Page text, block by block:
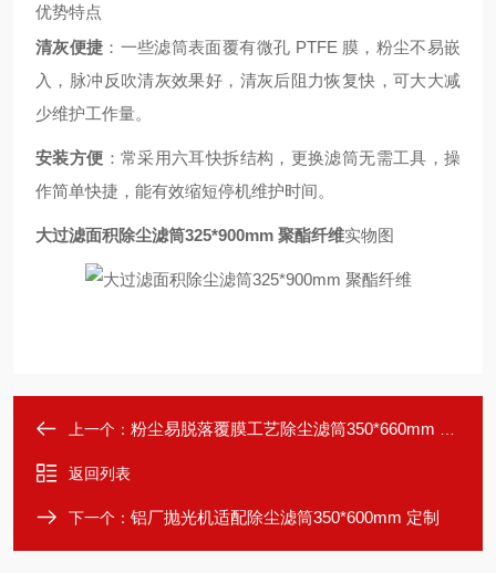
优势特点
清灰便捷 ：一些滤筒表面覆有微孔 PTFE 膜，粉尘不易嵌
入，脉冲反吹清灰效果好，清灰后阻力恢复快，可大大减
少维护工作量。
安装方便 ：常采用六耳快拆结构，更换滤筒无需工具，操
作简单快捷，能有效缩短停机维护时间。
大过滤面积除尘滤筒325*900mm 聚酯纤维实物图
上一个： 粉尘易脱落覆膜工艺除尘滤筒350*660mm 高效
返回列表
下一个： 铝厂抛光机适配除尘滤筒350*600mm 定制